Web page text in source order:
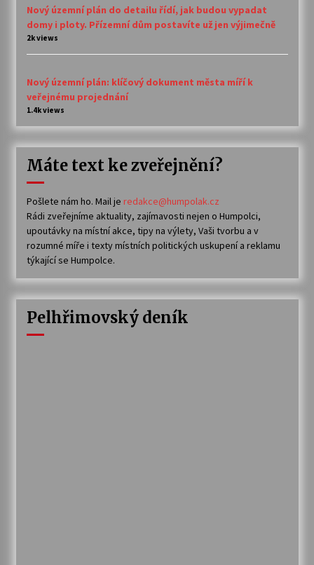
Nový územní plán do detailu řídí, jak budou vypadat
domy i ploty. Přízemní dům postavíte už jen výjimečně
2k views
Nový územní plán: klíčový dokument města míří k
veřejnému projednání
1.4k views
Máte text ke zveřejnění?
Pošlete nám ho. Mail je redakce@humpolak.cz
Rádi zveřejníme aktuality, zajímavosti nejen o Humpolci,
upoutávky na místní akce, tipy na výlety, Vaši tvorbu a v
rozumné míře i texty místních politických uskupení a reklamu
týkající se Humpolce.
Pelhřimovský deník